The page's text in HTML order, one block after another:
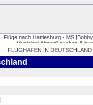
FLUGHAFEN IN